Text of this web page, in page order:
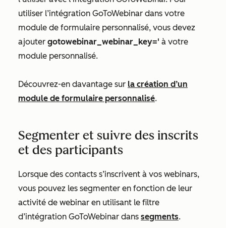
utiliser l’intégration GoToWebinar dans votre
module de formulaire personnalisé, vous devez
ajouter gotowebinar_webinar_key=' à votre
module personnalisé.
Découvrez-en davantage sur la création d’un
module de formulaire personnalisé.
Segmenter et suivre des inscrits
et des participants
Lorsque des contacts s’inscrivent à vos webinars,
vous pouvez les segmenter en fonction de leur
activité de webinar en utilisant le filtre
d’intégration GoToWebinar dans segments.